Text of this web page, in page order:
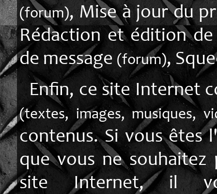
(forum), Mise à jour du
Rédaction et édition
de message (forum),
Enfin, ce site Internet
(textes, images, musiques,
contenus. Si vous
que vous ne
site Internet, il